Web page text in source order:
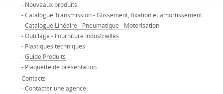
- Nouveaux produits
-Catalogue Transmission - Glissement, fixation et amortissement
-Catalogue Linéaire - Pneumatique - Motorisation
-Outillage - Fourniture industrielles
- Plastiques techniques
-Guide Produits
- Plaquette de présentation
Contacts
-Contacter une agence